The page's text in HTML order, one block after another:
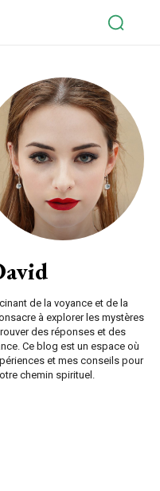
de la voyance et de la
à explorer les mystères
des réponses et des
Ce blog est un espace où
et mes conseils pour
chemin spirituel.